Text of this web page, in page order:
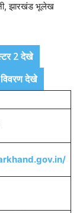
झारखंड भूलेख
2 देखे
देखे